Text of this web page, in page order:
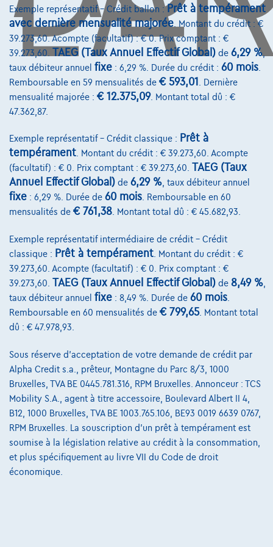
Exemple représentatif – Crédit ballon :Prêt à tempérament
avec dernière mensualité majorée . Montant du crédit : €
39.273,60. Acompte (facultatif) : € 0. Prix comptant : €
39.273,60. TAEG (Taux Annuel Effectif Global) de 6,29 %
taux débiteur annuel fixe : 6,29 %. Durée du crédit : 60 mois
Remboursable en 59 mensualités de € 593,01
. Dernière
mensualité majorée : € 12.375,09. Montant total dû : €
47.362,87.
Exemple représentatif – Crédit classique : Prêt à
tempérament. Montant du crédit : € 39.273,60. Acompte
(facultatif) : € 0. Prix comptant : € 39.273,60.
TAEG (Taux
Annuel Effectif Global) de 6,29 %, taux débiteur annuel
fixe : 6,29 %. Durée de 60 mois. Remboursable en 60
mensualités de € 761,38. Montant total dû : € 45.682,93.
Exemple représentatif intermédiaire de crédit – Crédit
classique : Prêt à tempérament . Montant du crédit : €
39.273,60. Acompte (facultatif) : € 0. Prix comptant : €
39.273,60.
TAEG (Taux Annuel Effectif Global) de 8,49 %
taux débiteur annuel fixe : 8,49 %. Durée de 60 mois
Remboursable en 60 mensualités de € 799,65. Montant total
dû : € 47.978,93.
Sous réserve d'acceptation de votre demande de crédit par
Alpha Credit s.a., prêteur, Montagne du Parc 8/3, 1000
Bruxelles, TVA BE 0445.781.316, RPM Bruxelles. Annonceur : TCS
Mobility S.A., agent à titre accessoire, Boulevard Albert II 4,
B12, 1000 Bruxelles, TVA BE 1003.765.106, BE93 0019 6639 0767,
RPM Bruxelles. La souscription d'un prêt à tempérament est
soumise à la législation relative au crédit à la consommation,
et plus spécifiquement au livre VII du Code de droit
économique.
1000 Bruxelles
Services & Solutions
Assistance dépannage
Financement
Assurance auto
Leasing
Sur Nous
Qui nous sommes
Charte de qualité
Nos dealers
Nos partenaires
Contact
@2024 TCS Mobility SA/NV Copyright
Conditions Générales
Conditions d'assistance